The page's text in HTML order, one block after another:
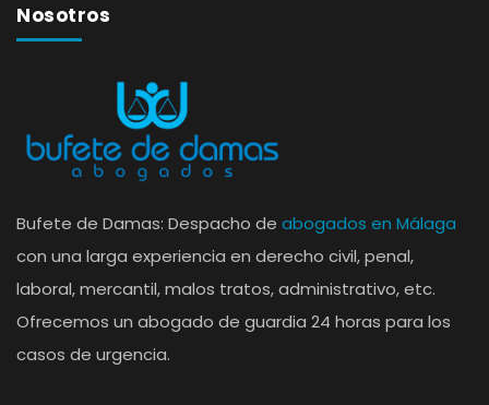
Nosotros
Bufete de Damas: Despacho de abogados en Málaga
con una larga experiencia en derecho civil, penal,
laboral, mercantil, malos tratos, administrativo, etc.
Ofrecemos un abogado de guardia 24 horas para los
casos de urgencia.